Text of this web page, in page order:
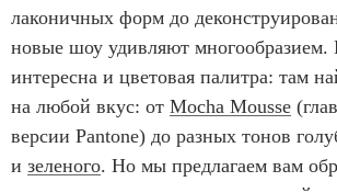
лаконичных форм до
новые шоу удивляют многообразием.
интересна и цветовая палитра: там
на любой вкус: от Mocha Mousse
версии Pantone) до разных тонов
и зеленого. Но мы предлагаем вам